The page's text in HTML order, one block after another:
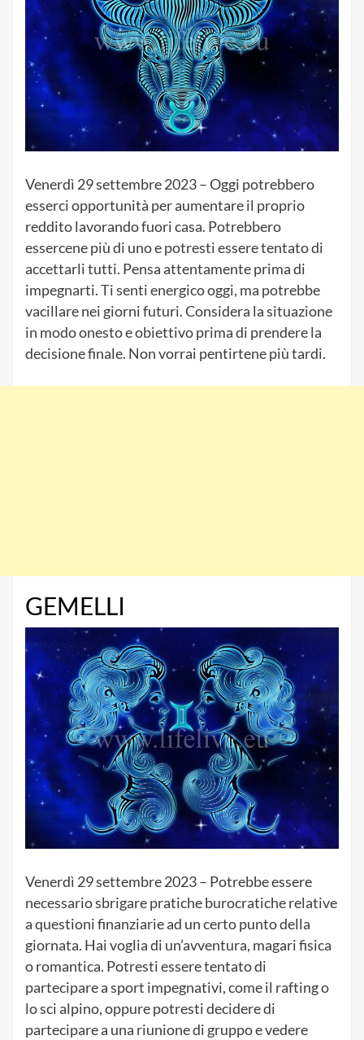
Venerdì 29 settembre2023 – Oggi potrebbero
esserci opportunità per aumentare il proprio
reddito lavorando fuori casa. Potrebbero
essercene più di uno e potresti essere tentato di
accettarli tutti. Pensa attentamente prima di
impegnarti.Ti senti energico oggi, ma potrebbe
vacillare nei giorni futuri.Considera la situazione
in modo onesto e obiettivo prima di prendere la
decisione finale. Non vorrai pentirtene più tardi.
GEMELLI
Venerdì 29 settembre2023 – Potrebbe essere
necessario sbrigare pratiche burocratiche relative
a questioni finanziarie ad un certo punto della
giornata. Hai voglia di un’avventura, magari fisica
o romantica. Potresti essere tentato di
partecipare a sport impegnativi, come il rafting o
lo sci alpino, oppure potresti decidere di
partecipare a una riunione di gruppo e vedere